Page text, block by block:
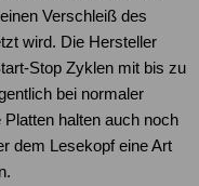
Verschleiß des
wird. Die Hersteller
Stop Zyklen mit bis zu
bei normaler
halten auch noch
dem Lesekopf eine Art